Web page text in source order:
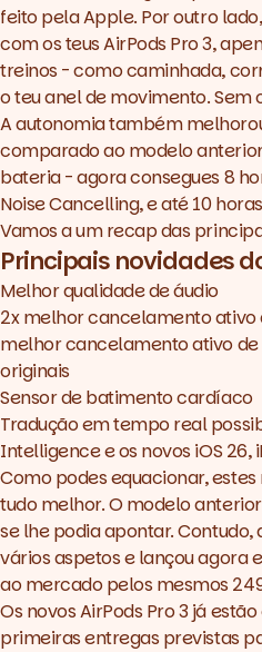
feito pela Apple. Por outro
com os teus AirPods Pro 3,
treinos - como caminhada,
o teu anel de movimento. Sem
A autonomia também
comparado ao modelo
bateria - agora consegues 8
Noise Cancelling, e até 10
Vamos a umrecapdas
Principais novidades
Melhor qualidade de áudio
2x melhor cancelamento ativo
melhor cancelamento ativo de
originais
Sensor de batimento cardíaco
Tradução em tempo real
Intelligence e os novos iOS 26,
Como podes equacionar,
tudo melhor. O modelo
se lhe podia apontar.
vários aspetos e lançou agora
ao mercado pelos mesmos
Os novos AirPods Pro 3 já
primeiras entregas previstas